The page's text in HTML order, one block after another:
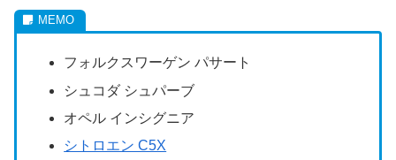
フォルクスワーゲン パサート
シュコダ シュパーブ
オペル インシグニア
シトロエン C5X